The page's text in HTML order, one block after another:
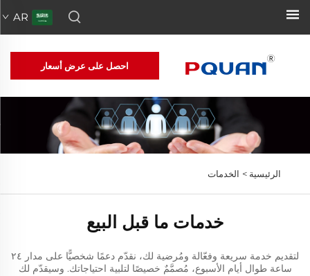
AR
احصل على عرض أسعار
الرئيسية > الخدمات
خدمات ما قبل البيع
لتقديم خدمة سريعة وفعّالة ومُرضية لك، نقدّم دعمًا شخصيًّا على مدار ٢٤
ساعة طوال أيام الأسبوع، مُصمَّمٌ خصيصًا لتلبية احتياجاتك. وسيقدّم لك